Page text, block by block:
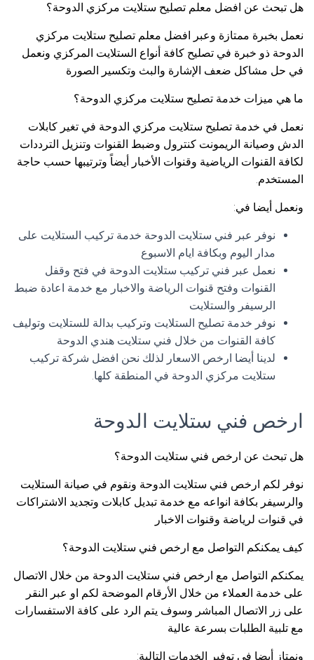
هل تبحث عن افضل معلم تصليح ستلايت مركزي الدوحة؟
نعمل بخبرة ممتازة وعبر افضل معلم تصليح ستلايت مركزي
الدوحة ذو خبرة في تصليح كافة أنواع الستلايت المركزي ونعمل
في حل مشاكل ضعف الإشارة والبث وتكسير الصورة
ما هي ميزات خدمة تصليح ستلايت مركزي الدوحة؟
نعمل في خدمة تصليح ستلايت مركزي الدوحة في تغير كابلات
الدش وصيانة الريمونت كنترول وضبط القنوات وتنزيل الترددات
لكافة القنوات الرياضية وقنوات الأخبار أيضاً وترتيبها حسب حاجة
المستخدم.
ونعمل أيضا في:
نوفر عبر فني ستلايت الدوحة خدمة تركيب الستلايت على
مدار اليوم وبكافة ايام الاسبوع
نعمل عبر فني تركيب ستلايت الدوحة في فتح وقفل
القنوات وفتح قنوات الرياضة والاخبار مع خدمة اعادة ضبط
الرسيفر والستلايت
نوفر خدمة تصليح الستلايت وتركيب بدالة للستلايت وتوليف
كافة القنوات من خلال فني ستلايت هندي الدوحة
لدينا أيضا ارخص الاسعار لذلك نحن افضل شركة تركيب
ستلايت مركزي الدوحة في المنطقة كلها.
ارخص فني ستلايت الدوحة
هل تبحث عن ارخص فني ستلايت الدوحة؟
نوفر لكم ارخص فني ستلايت الدوحة ونقوم في صيانة الستلايت
والرسيفر بكافة انواعه مع خدمة تبديل كابلات وتجديد الاشتراكات
في قنوات لرياضة وقنوات الاخبار
كيف يمكنكم التواصل مع ارخص فني ستلايت الدوحة؟
يمكنكم التواصل مع ارخص فني ستلايت الدوحة من خلال الاتصال
على خدمة العملاء من خلال الأرقام الموضحة لكم او عبر النقر
على زر الاتصال المباشر وسوف يتم الرد على كافة الاستفسارات
مع تلبية الطلبات بسرعة عالية
ونمتاز أيضا في توفير الخدمات التالية: